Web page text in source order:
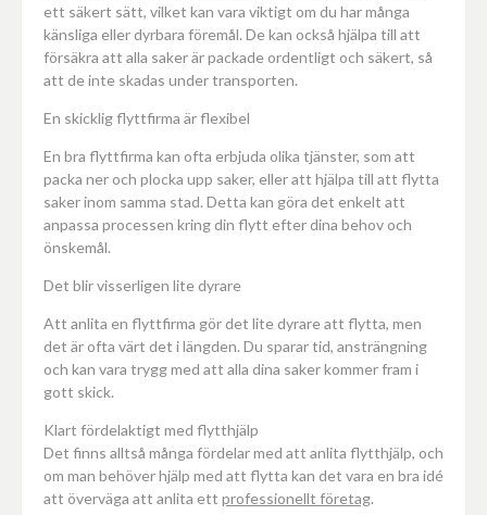
ett säkert sätt, vilket kan vara viktigt om du har många
känsliga eller dyrbara föremål. De kan också hjälpa till att
försäkra att alla saker är packade ordentligt och säkert, så
att de inte skadas under transporten.
En skicklig flyttfirma är flexibel
En bra flyttfirma kan ofta erbjuda olika tjänster, som att
packa ner och plocka upp saker, eller att hjälpa till att flytta
saker inom samma stad. Detta kan göra det enkelt att
anpassa processen kring din flytt efter dina behov och
önskemål.
Det blir visserligen lite dyrare
Att anlita en flyttfirma gör det lite dyrare att flytta, men
det är ofta värt det i längden. Du sparar tid, ansträngning
och kan vara trygg med att alla dina saker kommer fram i
gott skick.
Klart fördelaktigt med flytthjälp
Det finns alltså många fördelar med att anlita flytthjälp, och
om man behöver hjälp med att flytta kan det vara en bra idé
att överväga att anlita ett professionellt företag.